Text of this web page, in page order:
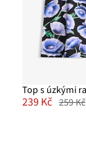
239 Kč 259 Kč